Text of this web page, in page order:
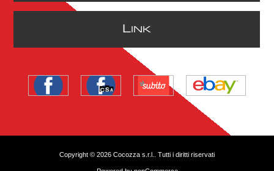
L INK
Copyright © 2026 Cocozza s.r.l.. Tutti i diritti riservati